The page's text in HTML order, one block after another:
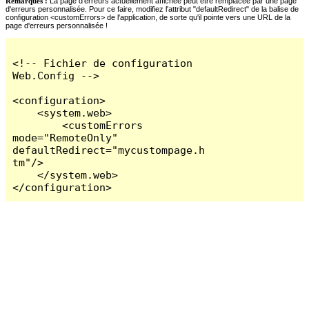
d'erreurs personnalisée. Pour ce faire, modifiez l'attribut "defaultRedirect" de la balise de
configuration <customErrors> de l'application, de sorte qu'il pointe vers une URL de la
page d'erreurs personnalisée !
<!-- Fichier de configuration
Web.Config -->
<configuration>
    <system.web>
        <customErrors
mode="RemoteOnly"
defaultRedirect="mycustompage.h
tm"/>
    </system.web>
</configuration>